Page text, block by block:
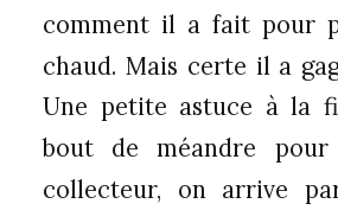
comment il a fait pour
chaud. Mais certe il a
Une petite astuce à la
bout de méandre
collecteur, on arrive